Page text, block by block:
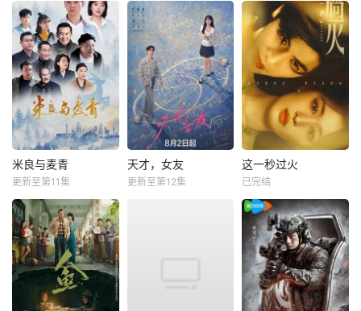
米良与麦青
更新至第11集
天才，女友
更新至第12集
这一秒过火
已完结